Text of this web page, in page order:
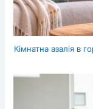
Кімнатна азалія в